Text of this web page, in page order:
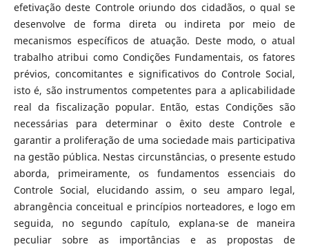
efetivação deste Controle oriundo dos cidadãos, o qual se
desenvolve de forma direta ou indireta por meio de
mecanismos específicos de atuação. Deste modo, o atual
trabalho atribui como Condições Fundamentais, os fatores
prévios, concomitantes e significativos do Controle Social,
isto é, são instrumentos competentes para a aplicabilidade
real da fiscalização popular. Então, estas Condições são
necessárias para determinar o êxito deste Controle e
garantir a proliferação de uma sociedade mais participativa
na gestão pública. Nestas circunstâncias, o presente estudo
aborda, primeiramente, os fundamentos essenciais do
Controle Social, elucidando assim, o seu amparo legal,
abrangência conceitual e princípios norteadores, e logo em
seguida, no segundo capítulo, explana-se de maneira
peculiar sobre as importâncias e as propostas de